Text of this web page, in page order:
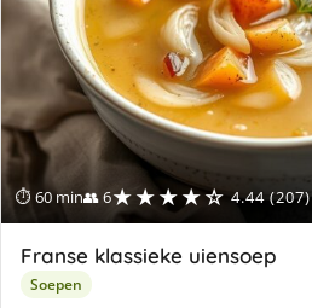
⏱ 60 min👥 6★★★★☆ 4.44 (207)
Franse klassieke uiensoep
Soepen